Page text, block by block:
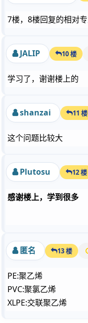
7楼，8楼回复的相对专
JALIP 10 楼
学习了，谢谢楼上的
shanzai 11 楼
这个问题比较大
Plutosu 12 楼
感谢楼上，学到很多
匿名 13 楼
PE:聚乙烯
PVC:聚氯乙烯
XLPE:交联聚乙烯